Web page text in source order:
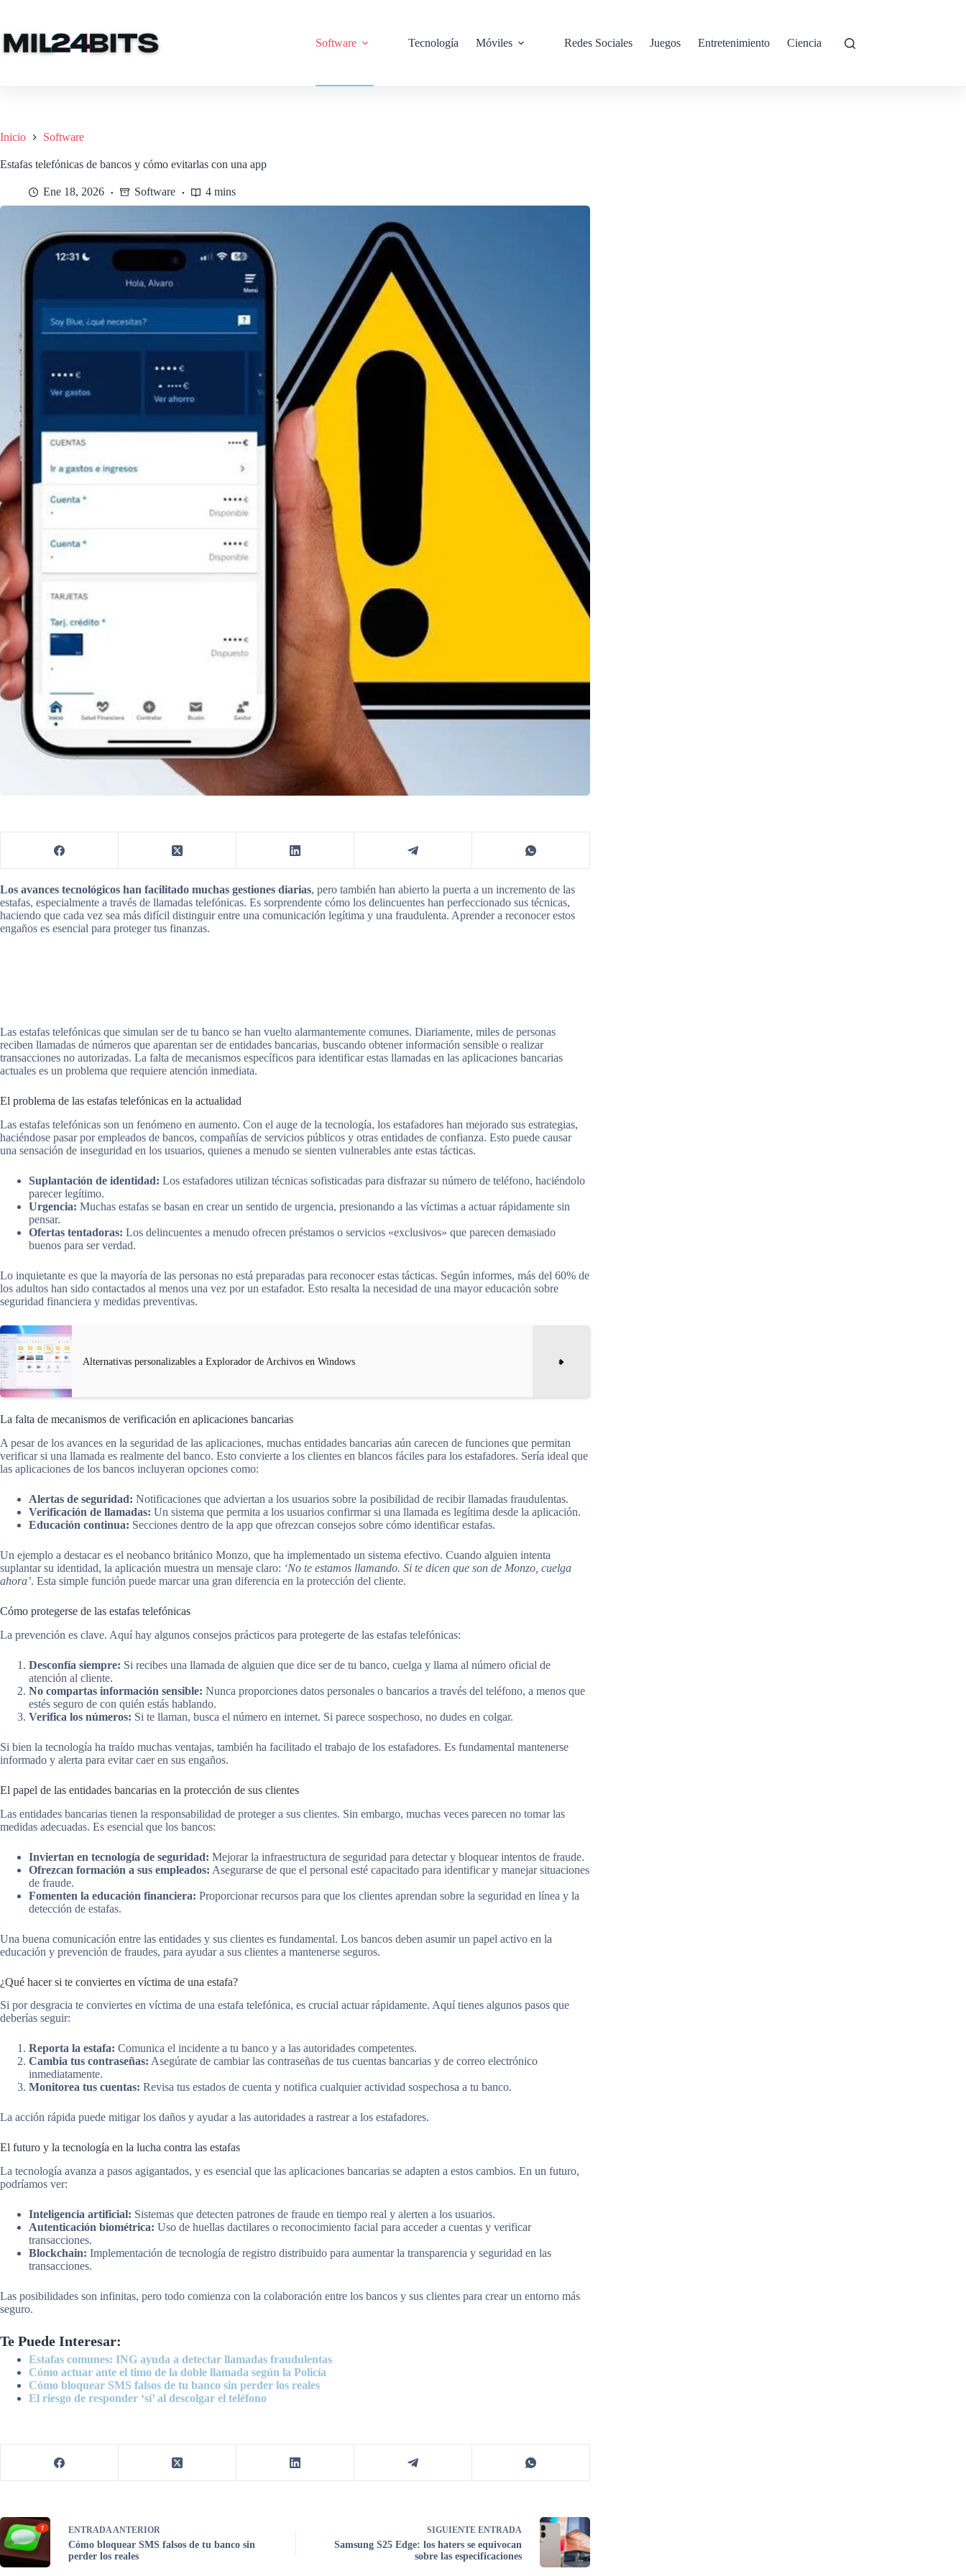
contenido
Software
Tecnología Móviles Redes Sociales Juegos Entretenimiento Ciencia
Inicio Software
Estafas telefónicas de bancos y cómo evitarlas con una app
Ene 18, 2026 Software 4 mins
Los avances tecnológicos han facilitado muchas gestiones diarias, pero también han abierto la puerta a un incremento de las
estafas, especialmente a través de llamadas telefónicas. Es sorprendente cómo los delincuentes han perfeccionado sus técnicas,
haciendo que cada vez sea más difícil distinguir entre una comunicación legítima y una fraudulenta. Aprender a reconocer estos
engaños es esencial para proteger tus finanzas.
Las estafas telefónicas que simulan ser de tu banco se han vuelto alarmantemente comunes. Diariamente, miles de personas
reciben llamadas de números que aparentan ser de entidades bancarias, buscando obtener información sensible o realizar
transacciones no autorizadas. La falta de mecanismos específicos para identificar estas llamadas en las aplicaciones bancarias
actuales es un problema que requiere atención inmediata.
El problema de las estafas telefónicas en la actualidad
Las estafas telefónicas son un fenómeno en aumento. Con el auge de la tecnología, los estafadores han mejorado sus estrategias,
haciéndose pasar por empleados de bancos, compañías de servicios públicos y otras entidades de confianza. Esto puede causar
una sensación de inseguridad en los usuarios, quienes a menudo se sienten vulnerables ante estas tácticas.
Suplantación de identidad: Los estafadores utilizan técnicas sofisticadas para disfrazar su número de teléfono, haciéndolo
parecer legítimo.
Urgencia: Muchas estafas se basan en crear un sentido de urgencia, presionando a las víctimas a actuar rápidamente sin
pensar.
Ofertas tentadoras: Los delincuentes a menudo ofrecen préstamos o servicios «exclusivos» que parecen demasiado
buenos para ser verdad.
Lo inquietante es que la mayoría de las personas no está preparadas para reconocer estas tácticas. Según informes, más del 60% de
los adultos han sido contactados al menos una vez por un estafador. Esto resalta la necesidad de una mayor educación sobre
seguridad financiera y medidas preventivas.
Alternativas personalizables a Explorador de Archivos en Windows
La falta de mecanismos de verificación en aplicaciones bancarias
A pesar de los avances en la seguridad de las aplicaciones, muchas entidades bancarias aún carecen de funciones que permitan
verificar si una llamada es realmente del banco. Esto convierte a los clientes en blancos fáciles para los estafadores. Sería ideal que
las aplicaciones de los bancos incluyeran opciones como:
Alertas de seguridad: Notificaciones que adviertan a los usuarios sobre la posibilidad de recibir llamadas fraudulentas.
Verificación de llamadas: Un sistema que permita a los usuarios confirmar si una llamada es legítima desde la aplicación.
Educación continua: Secciones dentro de la app que ofrezcan consejos sobre cómo identificar estafas.
Un ejemplo a destacar es el neobanco británico Monzo, que ha implementado un sistema efectivo. Cuando alguien intenta
suplantar su identidad, la aplicación muestra un mensaje claro: ‘No te estamos llamando. Si te dicen que son de Monzo, cuelga
ahora’. Esta simple función puede marcar una gran diferencia en la protección del cliente.
Cómo protegerse de las estafas telefónicas
La prevención es clave. Aquí hay algunos consejos prácticos para protegerte de las estafas telefónicas:
Desconfía siempre: Si recibes una llamada de alguien que dice ser de tu banco, cuelga y llama al número oficial de
atención al cliente.
No compartas información sensible: Nunca proporciones datos personales o bancarios a través del teléfono, a menos que
estés seguro de con quién estás hablando.
Verifica los números: Si te llaman, busca el número en internet. Si parece sospechoso, no dudes en colgar.
Si bien la tecnología ha traído muchas ventajas, también ha facilitado el trabajo de los estafadores. Es fundamental mantenerse
informado y alerta para evitar caer en sus engaños.
El papel de las entidades bancarias en la protección de sus clientes
Las entidades bancarias tienen la responsabilidad de proteger a sus clientes. Sin embargo, muchas veces parecen no tomar las
medidas adecuadas. Es esencial que los bancos:
Inviertan en tecnología de seguridad: Mejorar la infraestructura de seguridad para detectar y bloquear intentos de fraude.
Ofrezcan formación a sus empleados: Asegurarse de que el personal esté capacitado para identificar y manejar situaciones
de fraude.
Fomenten la educación financiera: Proporcionar recursos para que los clientes aprendan sobre la seguridad en línea y la
detección de estafas.
Una buena comunicación entre las entidades y sus clientes es fundamental. Los bancos deben asumir un papel activo en la
educación y prevención de fraudes, para ayudar a sus clientes a mantenerse seguros.
¿Qué hacer si te conviertes en víctima de una estafa?
Si por desgracia te conviertes en víctima de una estafa telefónica, es crucial actuar rápidamente. Aquí tienes algunos pasos que
deberías seguir:
Reporta la estafa: Comunica el incidente a tu banco y a las autoridades competentes.
Cambia tus contraseñas: Asegúrate de cambiar las contraseñas de tus cuentas bancarias y de correo electrónico
inmediatamente.
Monitorea tus cuentas: Revisa tus estados de cuenta y notifica cualquier actividad sospechosa a tu banco.
La acción rápida puede mitigar los daños y ayudar a las autoridades a rastrear a los estafadores.
El futuro y la tecnología en la lucha contra las estafas
La tecnología avanza a pasos agigantados, y es esencial que las aplicaciones bancarias se adapten a estos cambios. En un futuro,
podríamos ver:
Inteligencia artificial: Sistemas que detecten patrones de fraude en tiempo real y alerten a los usuarios.
Autenticación biométrica: Uso de huellas dactilares o reconocimiento facial para acceder a cuentas y verificar
transacciones.
Blockchain: Implementación de tecnología de registro distribuido para aumentar la transparencia y seguridad en las
transacciones.
Las posibilidades son infinitas, pero todo comienza con la colaboración entre los bancos y sus clientes para crear un entorno más
seguro.
Te Puede Interesar:
Estafas comunes: ING ayuda a detectar llamadas fraudulentas
Cómo actuar ante el timo de la doble llamada según la Policía
Cómo bloquear SMS falsos de tu banco sin perder los reales
El riesgo de responder ‘sí’ al descolgar el teléfono
ENTRADA ANTERIOR
Cómo bloquear SMS falsos de tu banco sin
perder los reales
SIGUIENTEENTRADA
Samsung S25 Edge: los haters se equivocan
sobre las especificaciones